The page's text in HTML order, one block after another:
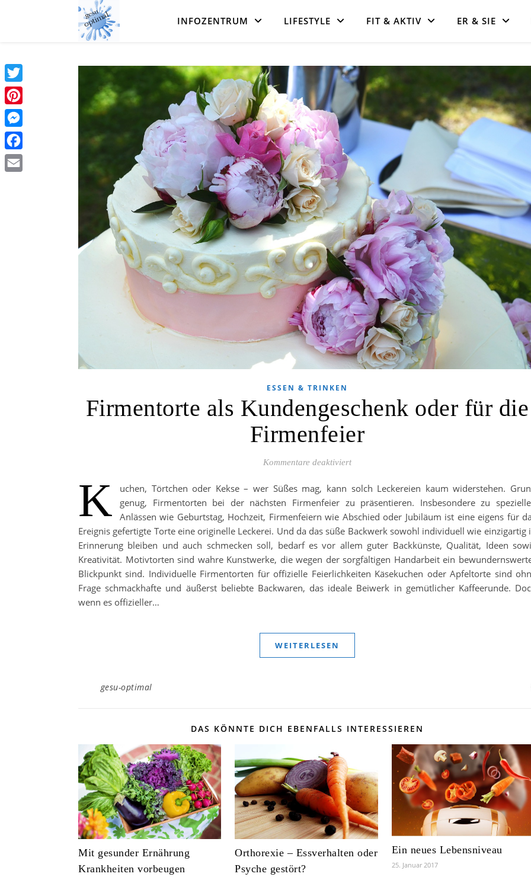
INFOZENTRUM LIFESTYLE FIT & AKTIV ER & SIE
ESSEN & TRINKEN
Firmentorte als Kundengeschenk oder für die
Firmenfeier
Kommentare deaktiviertfür Firmentorte als Kundengeschenk oder für
K
uchen, Törtchen oder Kekse – wer Süßes mag, kann solch Leckereien kaum widerstehen.
genug, Firmentorten bei der nächsten Firmenfeier zu präsentieren. Insbesondere zu
Anlässen wie Geburtstag, Hochzeit, Firmenfeiern wie Abschied oder Jubiläum ist eine eigens für
Ereignis gefertigte Torte eine originelle Leckerei. Und da das süße Backwerk sowohl individuell wie einzigartig
Erinnerung bleiben und auch schmecken soll, bedarf es vor allem guter Backkünste, Qualität, Ideen
Kreativität. Motivtorten sind wahre Kunstwerke, die wegen der sorgfältigen Handarbeit ein
Blickpunkt sind. Individuelle Firmentorten für offizielle Feierlichkeiten Käsekuchen oder Apfeltorte sind
Frage schmackhafte und äußerst beliebte Backwaren, das ideale Beiwerk in gemütlicher Kaffeerunde.
wenn es offizieller…
WEITERLESEN
gesu-optimal
DAS KÖNNTE DICH EBENFALLS INTERESSIEREN
Mit gesunder Ernährung
Krankheiten vorbeugen
Orthorexie – Essverhalten oder
Psyche gestört?
Ein neues Lebensniveau
25. Januar 2017
Twitter
Pinterest
Messenger
Facebook